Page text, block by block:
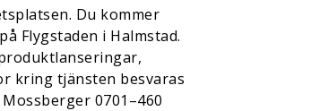
Du kommer
Flygstaden i Halmstad.
kring tjänsten besvaras
0701–460